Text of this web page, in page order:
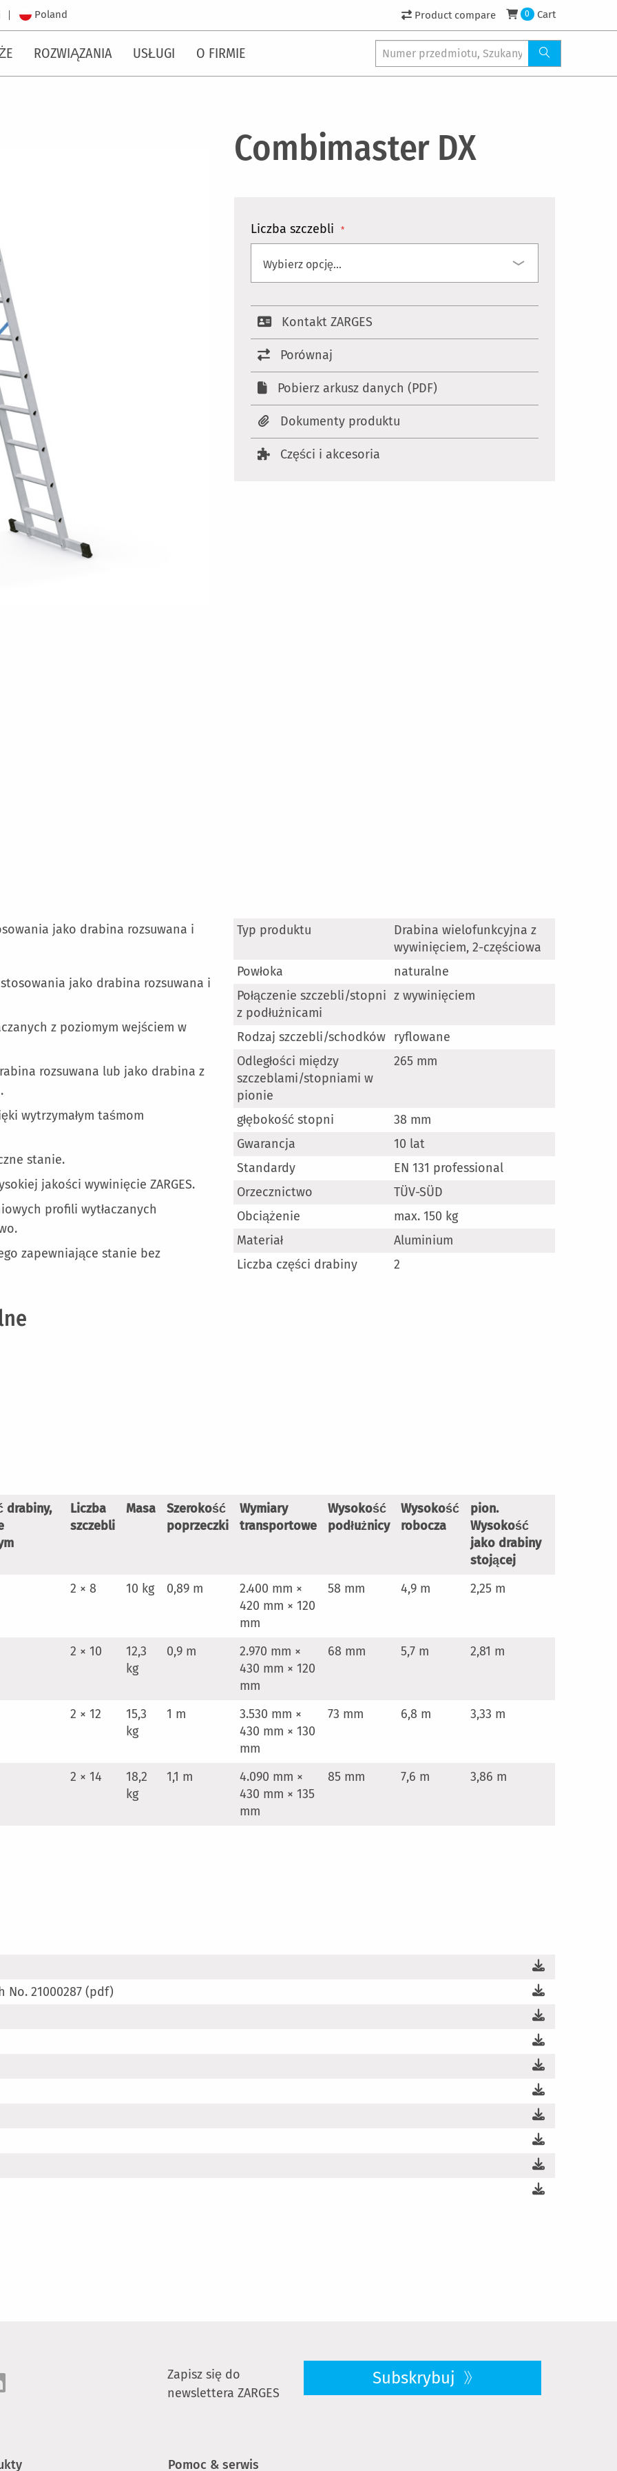
Poland Product compare 0 Cart
ROZWIĄZANIA USŁUGI O FIRMIE
Combimaster DX
Liczba szczebli
Kontakt ZARGES
Porównaj
Pobierz arkusz danych (PDF)
Dokumenty produktu
Części i akcesoria
jako drabina rozsuwana i
jako drabina rozsuwana i
z poziomym wejściem w
rozsuwana lub jako drabina z
wytrzymałym taśmom
stanie.
jakości wywinięcie ZARGES.
profili wytłaczanych
zapewniające stanie bez
Więcej
Typ produktu
Drabina wielofunkcyjna z
wywinięciem, 2-częściowa
Powłoka
naturalne
Połączenie szczebli/stopni
z podłużnicami
z wywinięciem
Rodzaj szczebli/schodków
ryflowane
Odległości między
szczeblami/stopniami w
pionie
265 mm
głębokość stopni
38 mm
Gwarancja
10 lat
Standardy
EN 131 professional
Orzecznictwo
TÜV-SÜD
Obciążenie
max. 150 kg
Materiał
Aluminium
Liczba części drabiny
2
drabiny,
Liczba
szczebli
Masa
Szerokość
poprzeczki
Wymiary
transportowe
Wysokość
podłużnicy
Wysokość
robocza
pion.
Wysokość
jako drabiny
stojącej
2 × 8 10 kg 0,89 m
2.400 mm ×
420 mm × 120
mm
58 mm 4,9 m 2,25 m
2 × 10
12,3
kg
0,9 m
2.970 mm ×
430 mm × 120
mm
68 mm 5,7 m 2,81 m
2 × 12
15,3
kg
1 m
3.530 mm ×
430 mm × 130
mm
73 mm 6,8 m 3,33 m
2 × 14
18,2
kg
1,1 m
4.090 mm ×
430 mm × 135
mm
85 mm 7,6 m 3,86 m
21000287 (pdf)
Zapisz się do
newslettera ZARGES
Subskrybuj
Pomoc & serwis